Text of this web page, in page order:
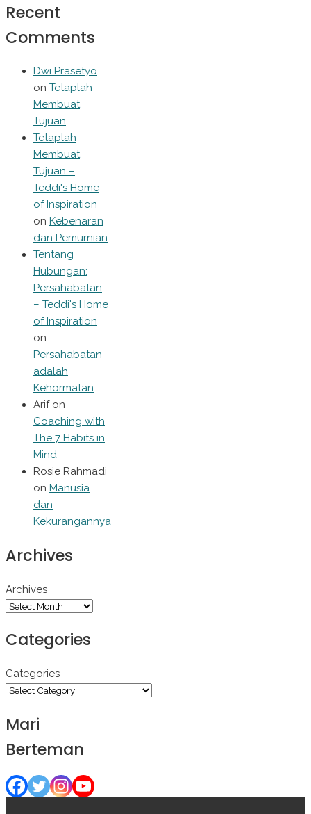
Recent
Comments
Dwi Prasetyo
on Tetaplah
Membuat
Tujuan
Tetaplah
Membuat
Tujuan –
Teddi's Home
of Inspiration
on Kebenaran
dan Pemurnian
Tentang
Hubungan:
Persahabatan
– Teddi's Home
of Inspiration
on
Persahabatan
adalah
Kehormatan
Arifon
Coaching with
The 7 Habits in
Mind
Rosie Rahmadi
on Manusia
dan
Kekurangannya
Archives
Archives
Categories
Categories
Mari
Berteman